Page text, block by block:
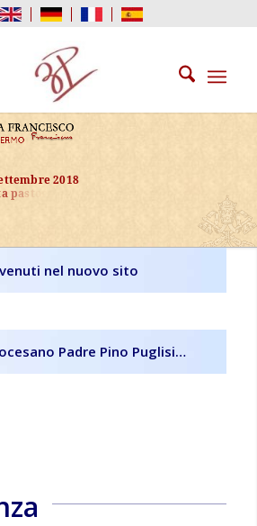
a pas t
ttembre 2018
nel nuovo sito
Padre Pino Puglisi…